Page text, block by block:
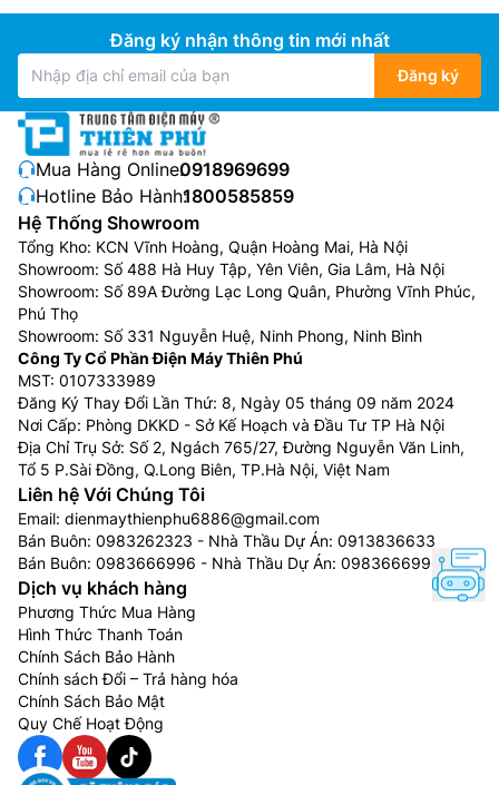
Đăng ký nhận thông tin mới nhất
Đăng ký
Mua Hàng Online:0918969699
Hotline Bảo Hành:1800585859
Hệ Thống Showroom
Tổng Kho: KCN Vĩnh Hoàng, Quận Hoàng Mai, Hà Nội
Showroom: Số 488 Hà Huy Tập, Yên Viên, Gia Lâm, Hà Nội
Showroom: Số 89A Đường Lạc Long Quân, Phường Vĩnh Phúc,
Phú Thọ
Showroom: Số 331 Nguyễn Huệ, Ninh Phong, Ninh Bình
Công Ty Cổ Phần Điện Máy Thiên Phú
MST: 0107333989
Đăng Ký Thay Đổi Lần Thứ: 8, Ngày 05 tháng 09 năm 2024
Nơi Cấp: Phòng DKKD - Sở Kế Hoạch và Đầu Tư TP Hà Nội
Địa Chỉ Trụ Sở: Số 2, Ngách 765/27, Đường Nguyễn Văn Linh,
Tổ 5 P.Sài Đồng, Q.Long Biên, TP.Hà Nội, Việt Nam
Liên hệ Với Chúng Tôi
Email: dienmaythienphu6886@gmail.com
Bán Buôn: 0983262323 - Nhà Thầu Dự Án: 0913836633
Bán Buôn: 0983666996 - Nhà Thầu Dự Án: 0983666996
Dịch vụ khách hàng
Phương Thức Mua Hàng
Hình Thức Thanh Toán
Chính Sách Bảo Hành
Chính sách Đổi – Trả hàng hóa
Chính Sách Bảo Mật
Quy Chế Hoạt Động